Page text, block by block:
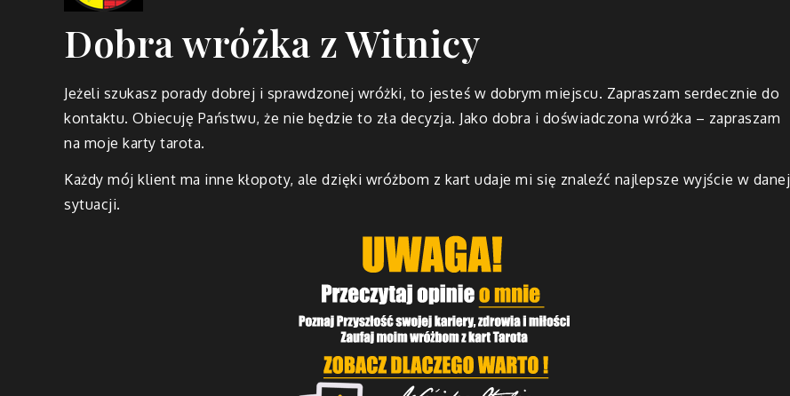
Dobra wróżka z Witnicy
Jeżeli szukasz porady dobrej i sprawdzonej wróżki, to jesteś w dobrym miejscu. Zapraszam serdecznie do
kontaktu. Obiecuję Państwu, że nie będzie to zła decyzja. Jako dobra i doświadczona wróżka – zapraszam
na moje karty tarota.
Każdy mój klient ma inne kłopoty, ale dzięki wróżbom z kart udaje mi się znaleźć najlepsze wyjście w danej
sytuacji.